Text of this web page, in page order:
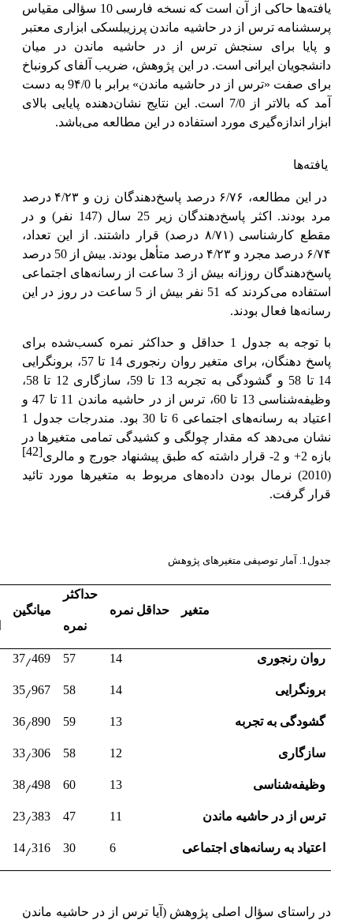
یافته‌ها حاکی از آن است که نسخه فارسی 10 سؤالی مقیاس
پرسشنامه ترس از در حاشیه ماندن پرزیبلسکی ابزاری معتبر
و پایا برای سنجش ترس از در حاشیه ماندن در میان
دانشجویان ایرانی است. در این پژوهش، ضریب آلفای کرونباخ
برای صفت «ترس از در حاشیه ماندن» برابر با 9۴/0 به دست
آمد که بالاتر از 7/0 است. این نتایج نشان‌دهنده پایایی بالای
ابزار اندازه‌گیری مورد استفاده در این مطالعه می‌باشد.
یافته‌ها
در این مطالعه، ۶/۷۶ درصد پاسخ‌دهندگان زن و ۴/۲۳ درصد
مرد بودند. اکثر پاسخ‌دهندگان زیر 25 سال (147 نفر) و در
مقطع کارشناسی (۸/۷۱ درصد) قرار داشتند. از این تعداد،
۶/۷۴ درصد مجرد و ۴/۲۳ درصد متأهل بودند. بیش از 50 درصد
پاسخ‌دهندگان روزانه بیش از 3 ساعت از رسانه‌های اجتماعی
استفاده می‌کردند که 51 نفر بیش از 5 ساعت در روز در این
رسانه‌ها فعال بودند.
با توجه به جدول 1 حداقل و حداکثر نمره کسب‌شده برای
پاسخ دهنگان، برای متغیر روان رنجوری 14 تا 57، برونگرایی
14 تا 58 و گشودگی به تجربه 13 تا 59، سازگاری 12 تا 58،
وظیفه‌شناسی 13 تا 60، ترس از در حاشیه ماندن 11 تا 47 و
اعتیاد به رسانه‌های اجتماعی 6 تا 30 بود. مندرجات جدول 1
نشان می‌دهد که مقدار چولگی و کشیدگی تمامی متغیرها در
بازه 2+ و 2- قرار داشته که طبق پیشنهاد جورج و مالری
[42]
(2010) نرمال بودن داده‌های مربوط به متغیرها مورد تائید
قرار گرفت.
جدول1. آمار توصیفی متغیرهای پژوهش
متغیر حداقل نمره
حداکثر
نمره
میانگین
روان رنجوری 14
57
37٫469
برونگرایی 14
58
35٫967
گشودگی به تجربه 13
59
36٫890
سازگاری 12
58
33٫306
وظیفه‌شناسی 13
60
38٫498
ترس از در حاشیه ماندن 11
47
23٫383
اعتیاد به رسانه‌های اجتماعی 6
30
14٫316
در راستای سؤال اصلی پژوهش (آیا ترس از در حاشیه ماندن